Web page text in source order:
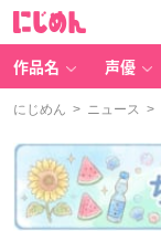
作品名 声優
にじめん > ニュース >